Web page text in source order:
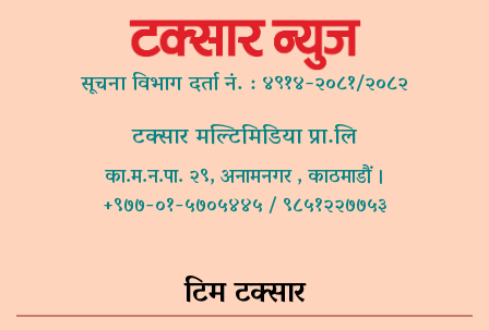
सूचना विभाग दर्ता नं. : ४९१४-२०८१/२०८२
टक्सार मल्टिमिडिया प्रा.लि
का.म.न.पा. २९, अनामनगर , काठमाडौं ।
+९७७-०१-५७०५४४५ / ९८५१२२७७५३
टिम टक्सार